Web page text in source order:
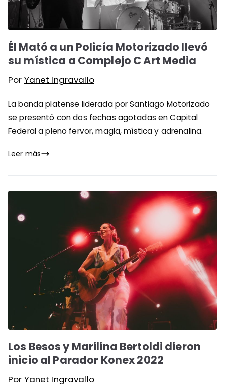
Él Mató a un Policía Motorizado llevó
su mística a Complejo C Art Media
Por Yanet Ingravallo
La banda platense liderada por Santiago Motorizado
se presentó con dos fechas agotadas en Capital
Federal a pleno fervor, magia, mística y adrenalina.
Leer más
Los Besos y Marilina Bertoldi dieron
inicio al Parador Konex 2022
Por Yanet Ingravallo